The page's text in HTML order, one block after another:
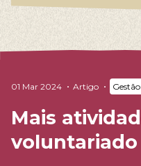
01 Mar 2024 Artigo
Mais
voluntariado